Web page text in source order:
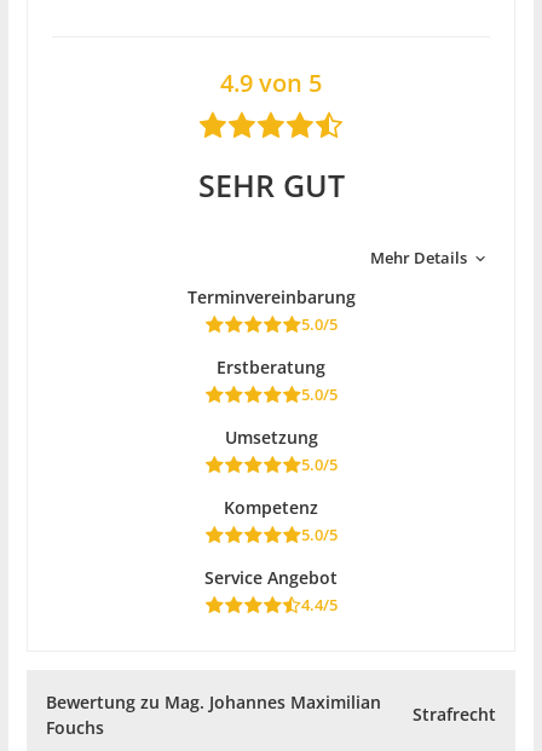
4.9 von 5
SEHR GUT
Mehr Details
Terminvereinbarung
5.0/5
Erstberatung
5.0/5
Umsetzung
5.0/5
Kompetenz
5.0/5
Service Angebot
4.4/5
Bewertung zu Mag. Johannes Maximilian
Fouchs
Strafrecht